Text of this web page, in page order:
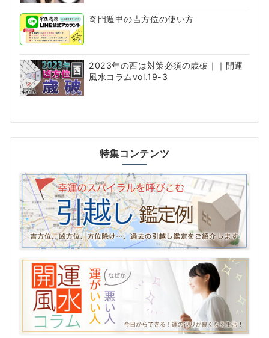
奇門遁甲の吉方位の使い方
2023年の西は対策必須の歳破｜｜開運
風水コラムvol.19-3
特集コンテンツ